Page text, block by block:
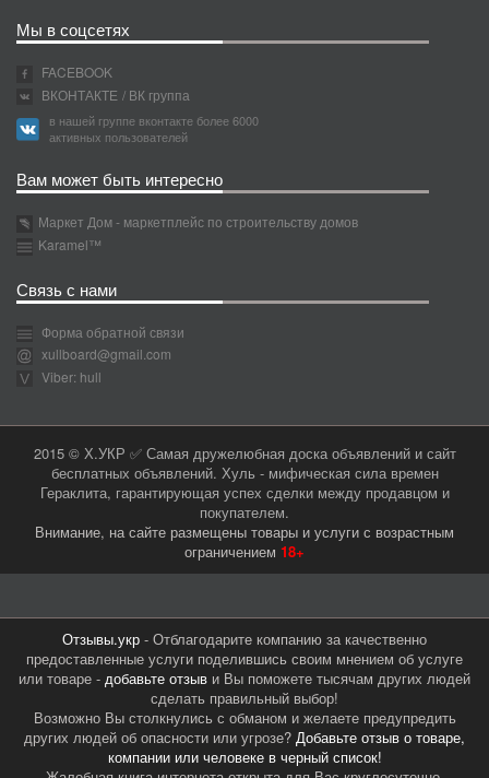
Мы в соцсетях
FACEBOOK
ВКОНТАКТЕ / ВК группа
в нашей группе вконтакте более 6000
активных пользователей
Вам может быть интересно
Маркет Дом - маркетплейс по строительству домов
Karamel™
Связь с нами
Форма обратной связи
xullboard@gmail.com
Viber: hull
2015 © Х.УКР ✅ Самая дружелюбная доска объявлений и сайт
бесплатных объявлений. Хуль - мифическая сила времен
Гераклита, гарантирующая успех сделки между продавцом и
покупателем.
Внимание, на сайте размещены товары и услуги с возрастным
ограничением 18+
Отзывы.укр - Отблагодарите компанию за качественно
предоставленные услуги поделившись своим мнением об услуге
или товаре - добавьте отзыв и Вы поможете тысячам других людей
сделать правильный выбор!
Возможно Вы столкнулись с обманом и желаете предупредить
других людей об опасности или угрозе? Добавьте отзыв о товаре,
компании или человеке в черный список!